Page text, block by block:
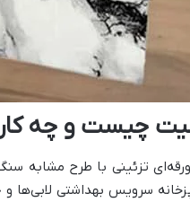
چیست و چه
سرویس بهداشتی لابی‌ها